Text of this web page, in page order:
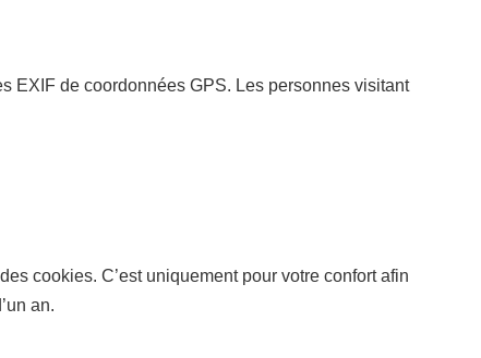
EXIF de coordonnées GPS. Les personnes visitant
cookies. C’est uniquement pour votre confort afin
an.